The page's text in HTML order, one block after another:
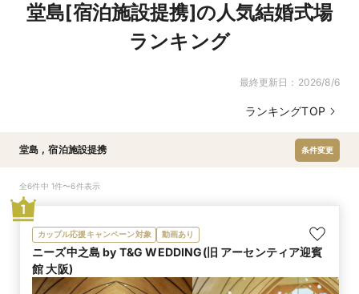
堂島[宿泊施設提携]の人気結婚式場
ランキング
最終更新日： 2026/8/6
ランキングTOP
堂島 , 宿泊施設提携 条件変更
全6件中 1件〜6件表示
カップル応援キャンペーン対象 動画あり
ニーズ中之島 by T&G WEDDING(旧 アーセンティア迎賓
館 大阪)
1